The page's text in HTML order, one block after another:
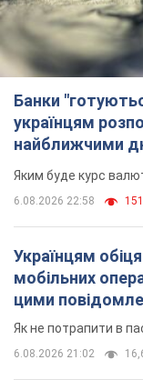
6.08.2026 22:58
Українцям
мобільних
цими
Як не потрапити в
6.08.2026 21:02
Найдорожчий
забив
матчу. Відео
Поєдинок
6.08.2026 20:48 6,9